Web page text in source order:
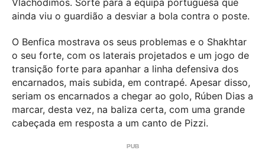
Vlachodimos. Sorte para a equipa portuguesa que
ainda viu o guardião a desviar a bola contra o poste.
O Benfica mostrava os seus problemas e o Shakhtar
o seu forte, com os laterais projetados e um jogo de
transição forte para apanhar a linha defensiva dos
encarnados, mais subida, em contrapé. Apesar disso,
seriam os encarnados a chegar ao golo, Rúben Dias a
marcar, desta vez, na baliza certa, com uma grande
cabeçada em resposta a um canto de Pizzi.